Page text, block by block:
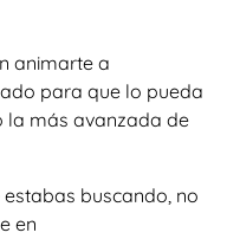
animarte a
para que lo pueda
la más avanzada de
buscando, no
en